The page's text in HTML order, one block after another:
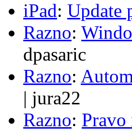
iPad: Update
Razno:
dpasaric
Razno:
| jura22
Razno: